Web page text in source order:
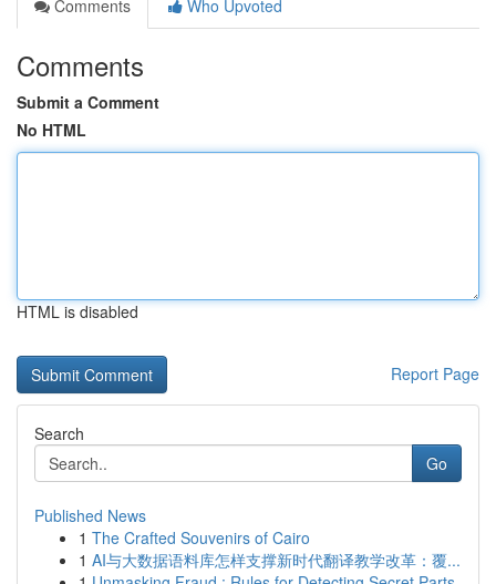
Comments
Who Upvoted
Comments
Submit a Comment
No HTML
HTML is disabled
Report Page
Search
Go
Published News
1 The Crafted Souvenirs of Cairo
1 AI与大数据语料库怎样支撑新时代翻译教学改革：覆...